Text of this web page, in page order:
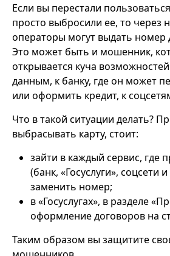
Если вы перестали
просто выбросили ее, то через
операторы могут выдать номер
Это может быть и мошенник,
открывается куча
данным, к банку, где он может
или оформить кредит, к
Что в такой ситуации делать?
выбрасывать карту, стоит:
зайти в каждый сервис, где
(банк, «Госуслуги», соцсети
заменить номер;
в «Госуслугах», в разделе
оформление договоров на
Таким образом вы защитите